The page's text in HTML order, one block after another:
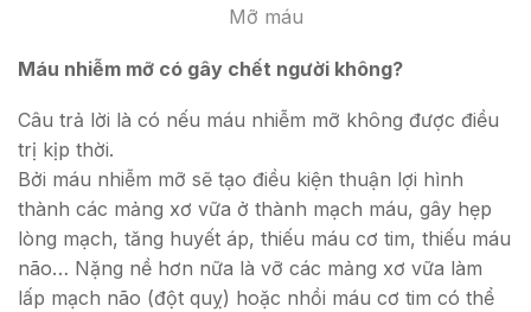
Mỡ máu
Máu nhiễm mỡ có gây chết người không?
Câu trả lời là có nếu máu nhiễm mỡ không được điều
trị kịp thời.
Bởi máu nhiễm mỡ sẽ tạo điều kiện thuận lợi hình
thành các mảng xơ vữa ở thành mạch máu, gây hẹp
lòng mạch, tăng huyết áp, thiếu máu cơ tim, thiếu máu
não… Nặng nề hơn nữa là vỡ các mảng xơ vữa làm
lấp mạch não (đột quỵ) hoặc nhồi máu cơ tim có thể